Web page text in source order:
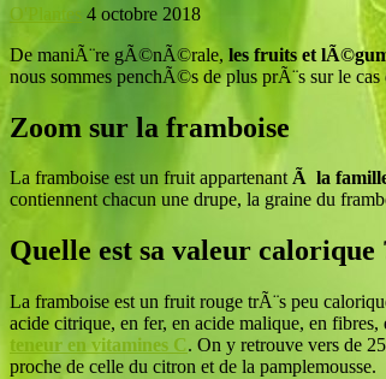
O'Plantes 4 octobre 2018
De maniÃ¨re gÃ©nÃ©rale, les fruits et
nous sommes penchÃ©s de plus prÃ¨s sur le
Zoom sur la framboise
La framboise est un fruit appartenantÃ la
contiennent chacun une drupe, la graine du
Quelle est sa valeur calorique
La framboise est un fruit rouge trÃ¨s peu
acide citrique, en fer, en acide malique, en
teneur en vitamines C. On y retrouve vers de
proche de celle du citron et de la pamplemousse.